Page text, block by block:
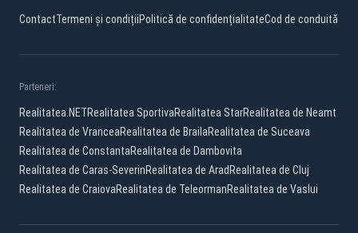
ContactTermeni și condițiiPolitică de confidențialitateCod de conduită
Parteneri:
Realitatea.NETRealitatea SportivaRealitatea StarRealitatea de Neamt
Realitatea de VranceaRealitatea de BrailaRealitatea de Suceava
Realitatea de ConstantaRealitatea de Dambovita
Realitatea de Caras-SeverinRealitatea de Arad Realitatea de Cluj
Realitatea de CraiovaRealitatea de TeleormanRealitatea de Vaslui